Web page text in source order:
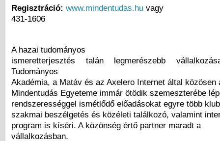
Regisztráció: www.mindentudas.hu vagy
431-1606
A hazai tudományos
ismeretterjesztés talán legmerészebb
Tudományos
Akadémia, a Matáv és az Axelero Internet által közösen
Mindentudás Egyeteme immár ötödik szemeszterébe
rendszerességgel ismétlődő előadásokat egyre több
szakmai beszélgetés és közéleti találkozó, valamint
program is kíséri. A közönség értő partner maradt a
vállalkozásban.